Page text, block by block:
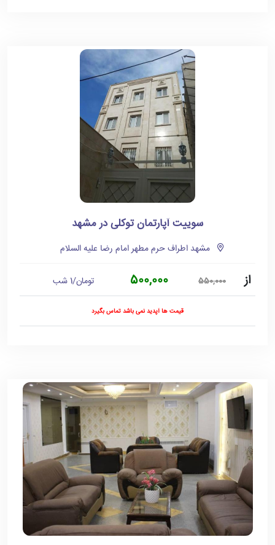
سوییت آپارتمان توکلی در مشهد
مشهد اطراف حرم مطهر امام رضا علیه السلام
از 550,000
500,000 تومان/1 شب
قیمت ها آپدید نمی باشد تماس بگیرد